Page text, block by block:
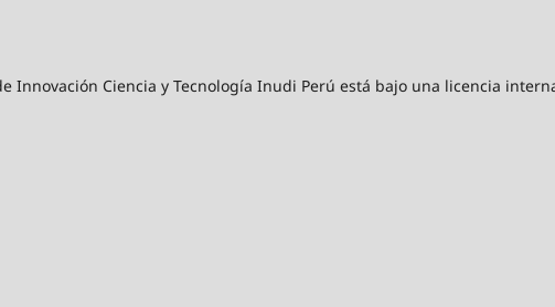
Innovación Ciencia y Tecnología Inudi Perú está bajo una licencia